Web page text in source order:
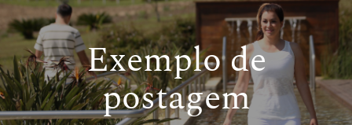
Exemplo de
postagem